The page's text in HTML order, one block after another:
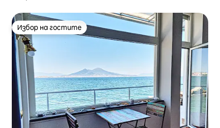
Избор на гостите
Избор на гостите